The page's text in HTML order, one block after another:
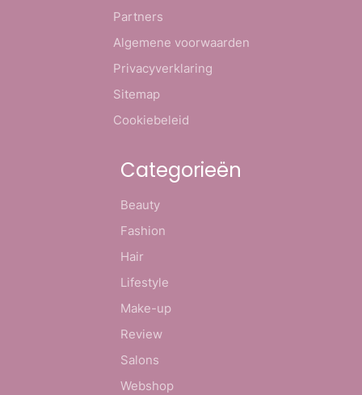
Partners
Algemene voorwaarden
Privacyverklaring
Sitemap
Cookiebeleid
Categorieën
Beauty
Fashion
Hair
Lifestyle
Make-up
Review
Salons
Webshop